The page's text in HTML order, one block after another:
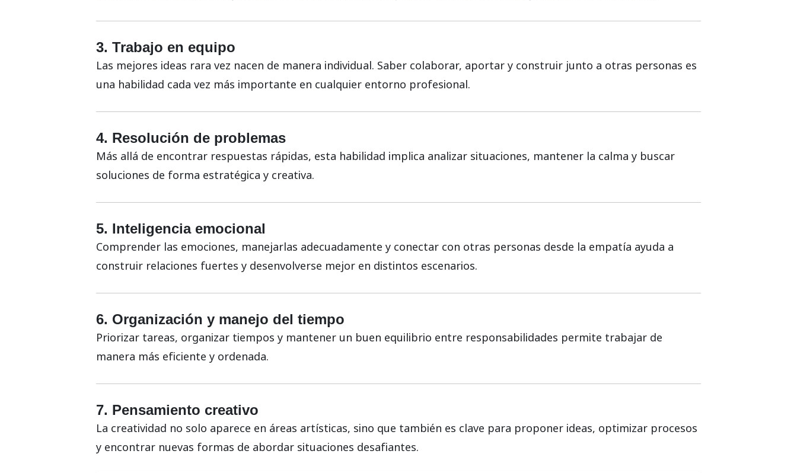
3. Trabajo en equipo
Las mejores ideas rara vez nacen de manera individual. Saber colaborar, aportar y construir junto a otras personas es
una habilidad cada vez más importante en cualquier entorno profesional.
4. Resolución de problemas
Más allá de encontrar respuestas rápidas, esta habilidad implica analizar situaciones, mantener la calma y buscar
soluciones de forma estratégica y creativa.
5. Inteligencia emocional
Comprender las emociones, manejarlas adecuadamente y conectar con otras personas desde la empatía ayuda a
construir relaciones fuertes y desenvolverse mejor en distintos escenarios.
6. Organización y manejo del tiempo
Priorizar tareas, organizar tiempos y mantener un buen equilibrio entre responsabilidades permite trabajar de
manera más eficiente y ordenada.
7. Pensamiento creativo
La creatividad no solo aparece en áreas artísticas, sino que también es clave para proponer ideas, optimizar procesos
y encontrar nuevas formas de abordar situaciones desafiantes.